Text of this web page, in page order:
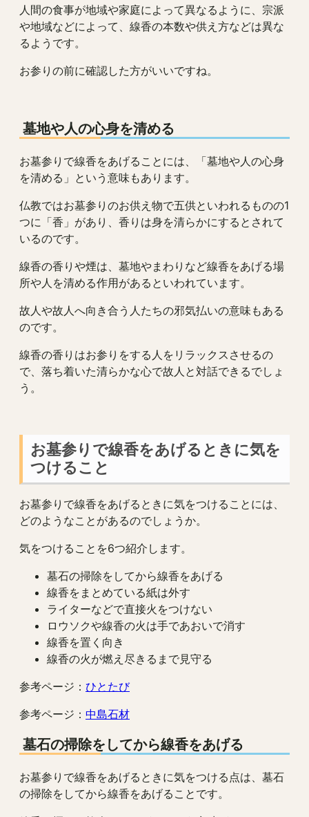
人間の食事が地域や家庭によって異なるように、宗派
や地域などによって、線香の本数や供え方などは異な
るようです。
お参りの前に確認した方がいいですね。
墓地や人の心身を清める
お墓参りで線香をあげることには、「墓地や人の心身
を清める」という意味もあります。
仏教ではお墓参りのお供え物で五供といわれるものの1
つに「香」があり、香りは身を清らかにするとされて
いるのです。
線香の香りや煙は、墓地やまわりなど線香をあげる場
所や人を清める作用があるといわれています。
故人や故人へ向き合う人たちの邪気払いの意味もある
のです。
線香の香りはお参りをする人をリラックスさせるの
で、落ち着いた清らかな心で故人と対話できるでしょ
う。
お墓参りで線香をあげるときに気を
つけること
お墓参りで線香をあげるときに気をつけることには、
どのようなことがあるのでしょうか。
気をつけることを6つ紹介します。
墓石の掃除をしてから線香をあげる
線香をまとめている紙は外す
ライターなどで直接火をつけない
ロウソクや線香の火は手であおいで消す
線香を置く向き
線香の火が燃え尽きるまで見守る
参考ページ： ひとたび
参考ページ： 中島石材
墓石の掃除をしてから線香をあげる
お墓参りで線香をあげるときに気をつける点は、墓石
の掃除をしてから線香をあげることです。